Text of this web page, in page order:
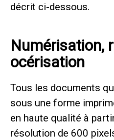
décrit ci-dessous.
Numérisation,
océrisation
Tous les documents
sous une forme
en haute qualité à
résolution de 600